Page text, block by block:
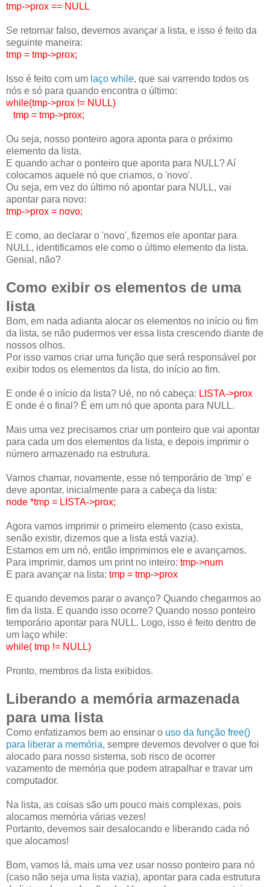
tmp->prox == NULL
Se retornar falso, devemos avançar a lista, e isso é feito da
seguinte maneira:
tmp = tmp->prox;
Isso é feito com um laço while, que sai varrendo todos os
nós e só para quando encontra o último:
while(tmp->prox != NULL)
tmp = tmp->prox;
Ou seja, nosso ponteiro agora aponta para o próximo
elemento da lista.
E quando achar o ponteiro que aponta para NULL? Aí
colocamos aquele nó que criamos, o 'novo'.
Ou seja, em vez do último nó apontar para NULL, vai
apontar para novo:
tmp->prox = novo;
E como, ao declarar o 'novo', fizemos ele apontar para
NULL, identificamos ele como o último elemento da lista.
Genial, não?
Como exibir os elementos de uma
lista
Bom, em nada adianta alocar os elementos no início ou fim
da lista, se não pudermos ver essa lista crescendo diante de
nossos olhos.
Por isso vamos criar uma função que será responsável por
exibir todos os elementos da lista, do início ao fim.
E onde é o início da lista? Ué, no nó cabeça: LISTA->prox
E onde é o final? É em um nó que aponta para NULL.
Mais uma vez precisamos criar um ponteiro que vai apontar
para cada um dos elementos da lista, e depois imprimir o
número armazenado na estrutura.
Vamos chamar, novamente, esse nó temporário de 'tmp' e
deve apontar, inicialmente para a cabeça da lista:
node *tmp = LISTA->prox;
Agora vamos imprimir o primeiro elemento (caso exista,
senão existir, dizemos que a lista está vazia).
Estamos em um nó, então imprimimos ele e avançamos.
Para imprimir, damos um print no inteiro: tmp->num
E para avançar na lista: tmp = tmp->prox
E quando devemos parar o avanço? Quando chegarmos ao
fim da lista. E quando isso ocorre? Quando nosso ponteiro
temporário apontar para NULL. Logo, isso é feito dentro de
um laço while:
while( tmp != NULL)
Pronto, membros da lista exibidos.
Liberando a memória armazenada
para uma lista
Como enfatizamos bem ao ensinar o uso da função free()
para liberar a memória, sempre devemos devolver o que foi
alocado para nosso sistema, sob risco de ocorrer
vazamento de memória que podem atrapalhar e travar um
computador.
Na lista, as coisas são um pouco mais complexas, pois
alocamos memória várias vezes!
Portanto, devemos sair desalocando e liberando cada nó
que alocamos!
Bom, vamos lá, mais uma vez usar nosso ponteiro para nó
(caso não seja uma lista vazia), apontar para cada estrutura